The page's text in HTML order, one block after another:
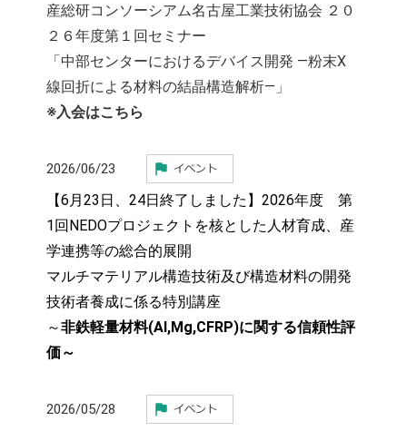
産総研コンソーシアム名古屋工業技術協会 ２０
２６年度第１回セミナー
「中部センターにおけるデバイス開発 ―粉末Ⅹ
線回折による材料の結晶構造解析―」
※入会はこちら
2026/06/23
【6月23日、24日終了しました】2026年度 第
1回NEDOプロジェクトを核とした人材育成、産
学連携等の総合的展開
マルチマテリアル構造技術及び構造材料の開発
技術者養成に係る特別講座
～非鉄軽量材料(Al,Mg,CFRP)に関する信頼性評
価～
2026/05/28